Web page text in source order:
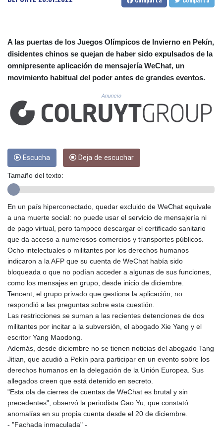
CUC 1.155508
DJF 205.745052
DKK 7.475778
DOP 67.445728
DZD 153.610645
ERN 17.33262
ETB 186.48005
FJD 2.554253
GEL 3.021621
GGP 0.858821
GIP 0.858821
GNF 10147.737864
GTQ 8.815354
GYD 241.718112
HKD 9.065451
HNL 30.967502
HRK 7.535417
HTG 151.068808
HUF 362.95604
IDR 20561.109276
ILS 3.46635
IMP 0.858821
INR 109.970331
IRR
1588650.168343
ISK 142.60075
JEP 0.858821
JMD 183.483652
JOD 0.81929
JPY 182.481304
A las puertas de los Juegos Olímpicos de Invierno en Pekín,
disidentes chinos se quejan de haber sido expulsados de la
omnipresente aplicación de mensajería WeChat, un
movimiento habitual del poder antes de grandes eventos.
Anuncio
Escucha Deja de escuchar
Tamaño del texto:
En un país hiperconectado, quedar excluido de WeChat equivale
a una muerte social: no puede usar el servicio de mensajería ni
de pago virtual, pero tampoco descargar el certificado sanitario
que da acceso a numerosos comercios y transportes públicos.
Ocho intelectuales o militantes por los derechos humanos
indicaron a la AFP que su cuenta de WeChat había sido
bloqueada o que no podían acceder a algunas de sus funciones,
como los mensajes en grupo, desde inicio de diciembre.
Tencent, el grupo privado que gestiona la aplicación, no
respondió a las preguntas sobre esta cuestión.
Las restricciones se suman a las recientes detenciones de dos
militantes por incitar a la subversión, el abogado Xie Yang y el
escritor Yang Maodong.
Además, desde diciembre no se tienen noticias del abogado Tang
Jitian, que acudió a Pekín para participar en un evento sobre los
derechos humanos en la delegación de la Unión Europea. Sus
allegados creen que está detenido en secreto.
"Esta ola de cierres de cuentas de WeChat es brutal y sin
precedentes", observó la periodista Gao Yu, que constató
anomalías en su propia cuenta desde el 20 de diciembre.
- "Fachada inmaculada" -